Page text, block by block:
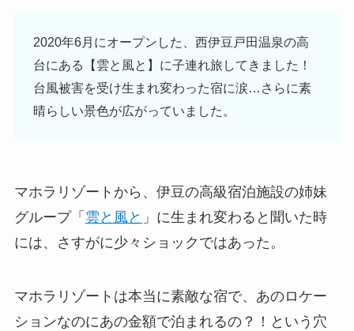
2020年6月にオープンした、西伊豆戸田温泉の高
台にある【雲と風と】に子連れ旅してきました！
台風被害を受け生まれ変わった宿に涙…さらに素
晴らしい景色が広がっていました。
マホラリゾートから、伊豆の高級宿泊施設の姉妹
グループ「 雲と風と 」に生まれ変わると聞いた時
には、さすがに少々ショックではあった。
マホラリゾートは本当に素敵な宿で、あのロケー
ションなのにあの金額で泊まれるの？！という穴